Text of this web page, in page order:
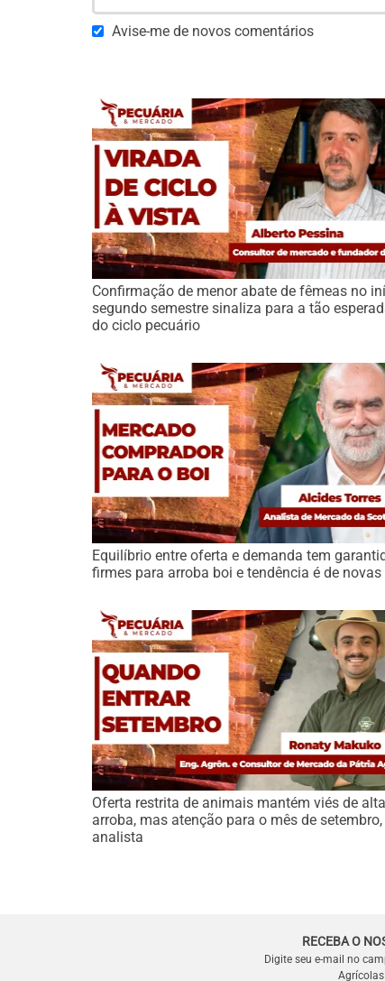
Avise-me de novos comentários
Confirmação de menor abate de fêmeas no
segundo semestre sinaliza para a tão
do ciclo pecuário
Equilíbrio entre oferta e demanda tem
firmes para arroba boi e tendência é de
Oferta restrita de animais mantém viés de
arroba, mas atenção para o mês de
analista
RECEBA O
Digite seu e-mail no